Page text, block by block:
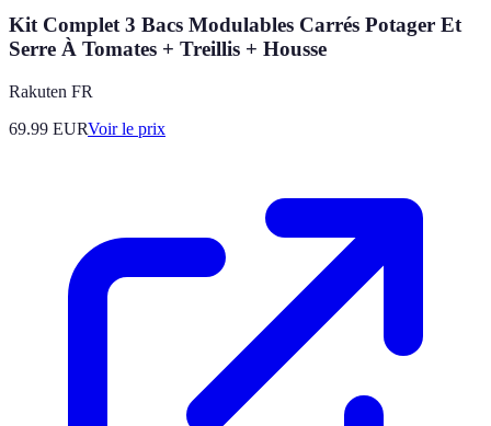
Kit Complet 3 Bacs Modulables Carrés Potager Et
Serre À Tomates + Treillis + Housse
Rakuten FR
69.99 EURVoir le prix